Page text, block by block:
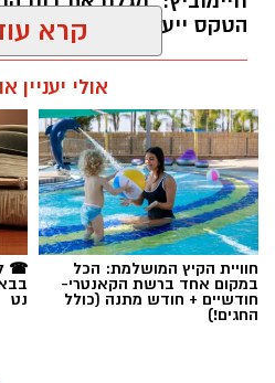
הטקס ייערך באוקטובר
תגים:בן-גוריון
קרא
אולי יעניין
חוויית הקיץ המושלמת: הכל
במקום אחד ברשת הקאנטרי-
חודשיים + חודש מתנה (כולל
החגים!)
☎
נט